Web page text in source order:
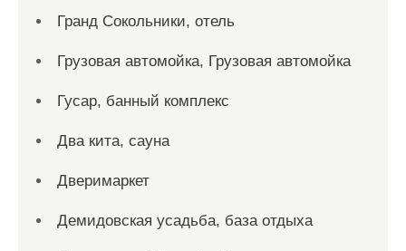
Гранд Сокольники, отель
Грузовая автомойка, Грузовая автомойка
Гусар, банный комплекс
Два кита, сауна
Дверимаркет
Демидовская усадьба, база отдыха